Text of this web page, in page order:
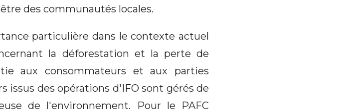
des communautés locales.
particulière dans le contexte actuel
la déforestation et la perte de
aux consommateurs et aux parties
issus des opérations d'IFO sont gérés de
de l'environnement. Pour le PAFC